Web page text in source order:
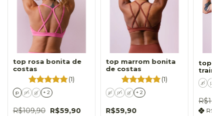
top rosa bonita de
costas
(1)
p m g + 2
R$109,90 R$59,90
top marrom bonita
de costas
(1)
p m g + 2
R$59,90
top
p m